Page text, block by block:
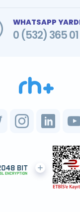
WHATSAPP
0 (532) 365